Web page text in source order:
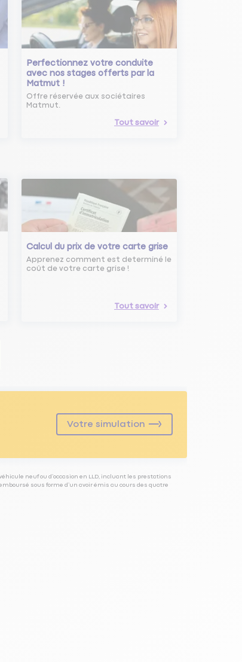
Perfectionnez votre conduite
avec nos stages offerts par la
Matmut !
Offre réservée aux sociétaires
Matmut.
Tout savoir
Calcul du prix de votre carte grise
Apprenez comment est determiné le
coût de votre carte grise !
Tout savoir
Votre simulation
neuf ou d’occasion en LLD, incluant les prestations
sous forme d’un avoir émis au cours des quatre